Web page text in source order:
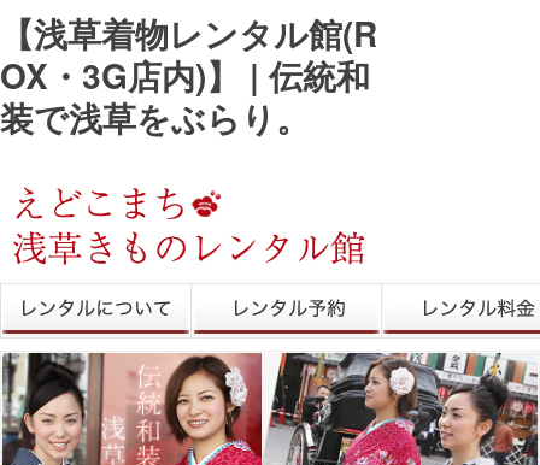
【浅草着物レンタル館(R
OX・3G店内)】 | 伝統和
装で浅草をぶらり。
きものレンタル レンタル予約 レンタル料金